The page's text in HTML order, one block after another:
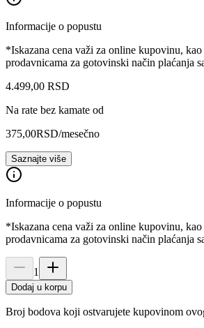
Informacije o popustu
*Iskazana cena važi za online kupovinu,
prodavnicama za gotovinski način plaćanja
4.499,00 RSD
Na rate bez kamate od
375,00RSD/mesečno
Saznajte više
Informacije o popustu
*Iskazana cena važi za online kupovinu,
prodavnicama za gotovinski način plaćanja
1
Dodaj u korpu
Broj bodova koji ostvarujete kupovinom